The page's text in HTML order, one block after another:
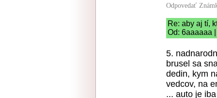
Odpovedať
Re: aby aj tí,
Od: 6aaaaaa
5.
brusel sa
dedin, kym
vedcov, na
... auto je